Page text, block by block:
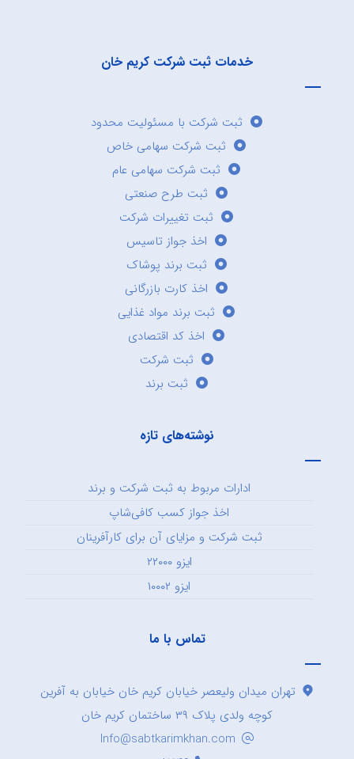
خدمات ثبت شرکت کریم خان
ثبت شرکت با مسئولیت محدود
ثبت شرکت سهامی خاص
ثبت شرکت سهامی عام
ثبت طرح صنعتی
ثبت تغییرات شرکت
اخذ جواز تاسیس
ثبت برند پوشاک
اخذ کارت بازرگانی
ثبت برند مواد غذایی
اخذ کد اقتصادی
ثبت شرکت
ثبت برند
نوشته‌های تازه
ادارات مربوط به ثبت شرکت و برند
اخذ جواز کسب کافی‌شاپ
ثبت شرکت و مزایای آن برای کارآفرینان
ایزو ۲۲۰۰۰
ایزو ۱۰۰۰۲
تماس با ما
تهران میدان ولیعصر خیابان کریم خان خیابان به آفرین
کوچه ولدی پلاک ۳۹ ساختمان کریم خان
Info@sabtkarimkhan.com